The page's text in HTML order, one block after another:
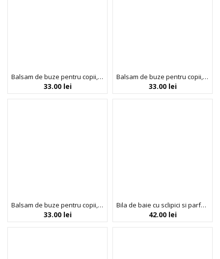
Balsam de buze pentru copii, Bunny Sweety, Inuwet, 3.5 gr
33.00 lei
Balsam de buze pentru copii, Lovely Bunny, Inuwet, 3.5 gr
33.00 lei
Balsam de buze pentru copii, Sunny Bunny, Inuwet, 3.5 gr
33.00 lei
Bila de baie cu sclipici si parfum de coacaze negre, Inuwet, 120 gr
42.00 lei